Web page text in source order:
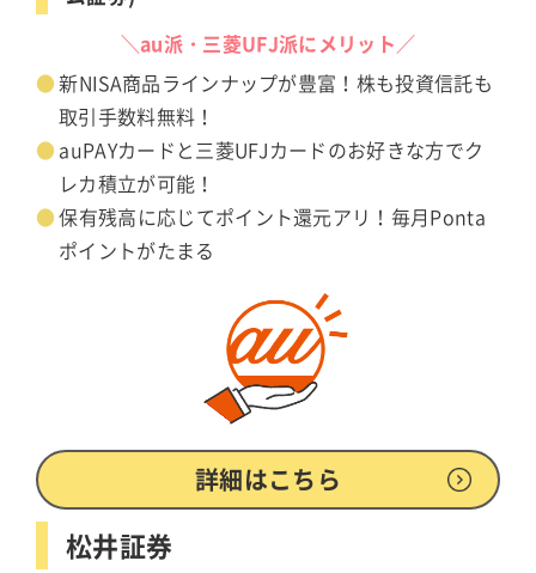
＼au派・三菱UFJ派にメリット／
新NISA商品ラインナップが豊富！株も投資信託も
取引手数料無料！
auPAYカードと三菱UFJカードのお好きな方でク
レカ積立が可能！
保有残高に応じてポイント還元アリ！毎月Ponta
ポイントがたまる
詳細はこちら
松井証券